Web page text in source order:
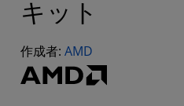
キット
作成者: AMD